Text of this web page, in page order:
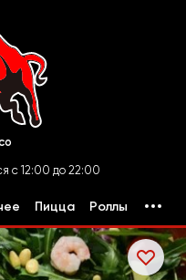
с 12:00 до 22:00
Пицца Роллы